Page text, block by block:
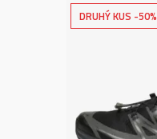
DRUHÝ KUS -50%